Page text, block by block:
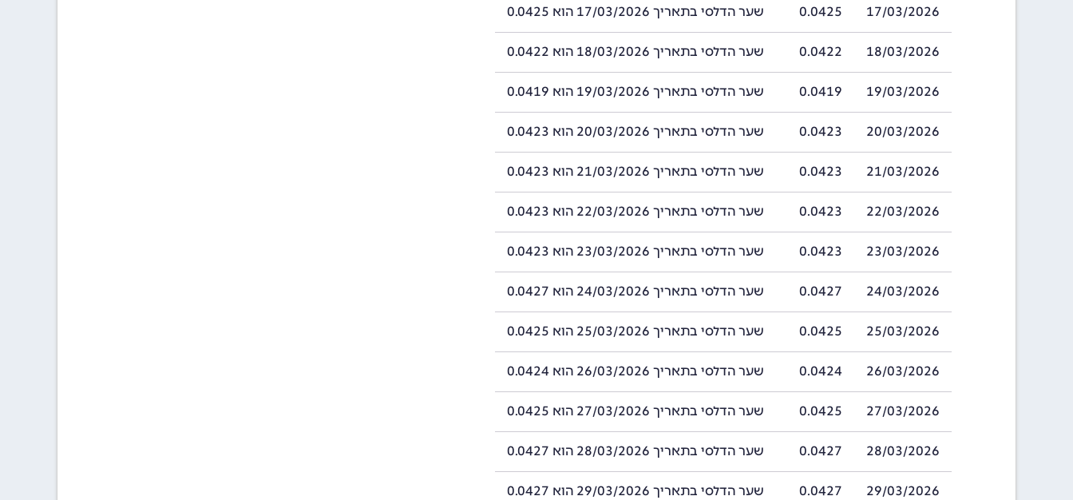
17/03/2026
0.0425 שער הדלסי בתאריך 17/03/2026 הוא 0.0425
18/03/2026
0.0422 שער הדלסי בתאריך 18/03/2026 הוא 0.0422
19/03/2026
0.0419 שער הדלסי בתאריך 19/03/2026 הוא 0.0419
20/03/2026
0.0423 שער הדלסי בתאריך 20/03/2026 הוא 0.0423
21/03/2026
0.0423 שער הדלסי בתאריך 21/03/2026 הוא 0.0423
22/03/2026
0.0423 שער הדלסי בתאריך 22/03/2026 הוא 0.0423
23/03/2026
0.0423 שער הדלסי בתאריך 23/03/2026 הוא 0.0423
24/03/2026
0.0427 שער הדלסי בתאריך 24/03/2026 הוא 0.0427
25/03/2026
0.0425 שער הדלסי בתאריך 25/03/2026 הוא 0.0425
26/03/2026
0.0424 שער הדלסי בתאריך 26/03/2026 הוא 0.0424
27/03/2026
0.0425 שער הדלסי בתאריך 27/03/2026 הוא 0.0425
28/03/2026
0.0427 שער הדלסי בתאריך 28/03/2026 הוא 0.0427
29/03/2026
0.0427 שער הדלסי בתאריך 29/03/2026 הוא 0.0427